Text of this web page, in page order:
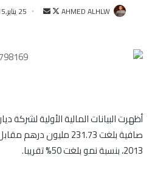
AHMED ALHLW
تابعأرسل 25 يناير,2015
2013، بنسبة نمو بلغت 50% تقريبا.